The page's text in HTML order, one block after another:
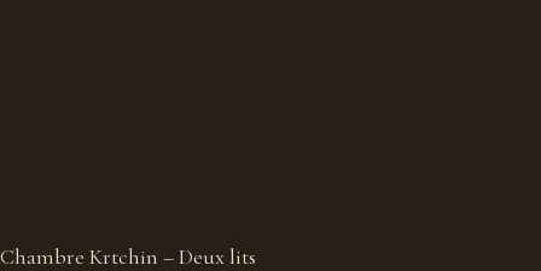
Chambre Krtchin – Deux lits